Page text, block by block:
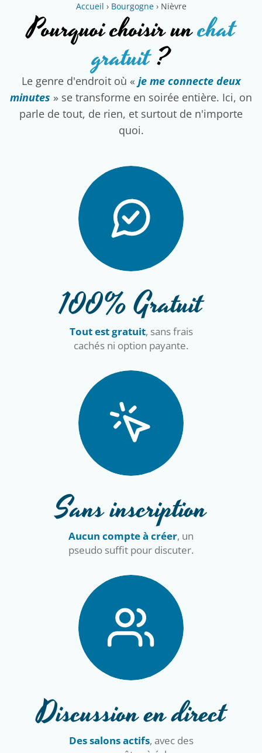
Accueil › Bourgogne › Nièvre
Pourquoi choisir unchat
gratuit?
Le genre d'endroit où « je me connecte deux
minutes » se transforme en soirée entière. Ici, on
parle de tout, de rien, et surtout de n'importe
quoi.
100% Gratuit
Tout est gratuit, sans frais
cachés ni option payante.
Sans inscription
Aucun compte à créer, un
pseudo suffit pour discuter.
Discussion en direct
Des salons actifs, avec des